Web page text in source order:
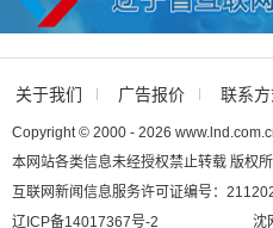
关于我们 广告报价 联系
Copyright © 2000 - 2026
本网站各类信息未经授权禁止转载 版权
互联网新闻信息服务许可证编号：
辽ICP备14017367号-2
沈